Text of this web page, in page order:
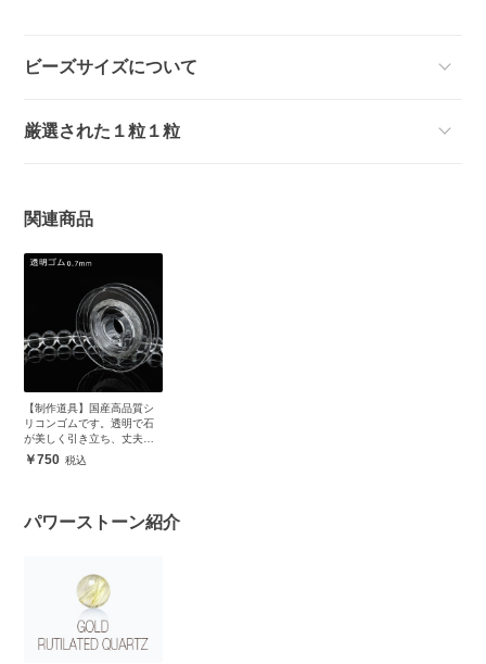
ビーズサイズについて
厳選された１粒１粒
関連商品
【制作道具】国産高品質シ
リコンゴムです。透明で石
が美しく引き立ち、丈夫で
安心750
パワーストーン紹介